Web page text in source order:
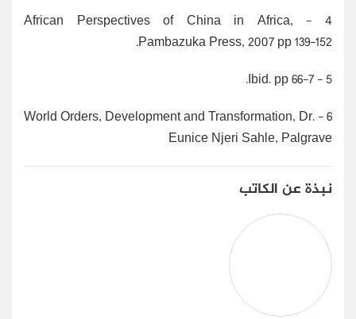
4 -
African Perspectives of China in Africa,
Pambazuka Press, 2007 pp 139-152.
5 -
6 -
World Orders, Development and Transformation, Dr.
Eunice Njeri Sahle, Palgrave
نبذة عن الكاتب